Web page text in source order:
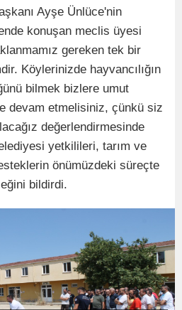
Ayşe Ünlüce'nin
konuşan meclis üyesi
gereken tek bir
Köylerinizde hayvancılığın
bilmek bizlere umut
devam etmelisiniz, çünkü siz
değerlendirmesinde
yetkilileri, tarım ve
önümüzdeki süreçte
bildirdi.